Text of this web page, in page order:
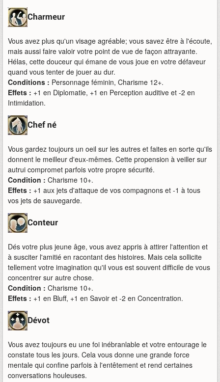
Charmeur
Vous avez plus qu'un visage agréable; vous savez être à l'écoute,
mais aussi faire valoir votre point de vue de façon attrayante.
Hélas, cette douceur qui émane de vous joue en votre défaveur
quand vous tenter de jouer au dur.
Conditions : Personnage féminin, Charisme 12+.
Effets : +1 en Diplomatie, +1 en Perception auditive et -2 en
Intimidation.
Chef né
Vous gardez toujours un oeil sur les autres et faites en sorte qu'ils
donnent le meilleur d'eux-mêmes. Cette propension à veiller sur
autrui compromet parfois votre propre sécurité.
Condition : Charisme 10+.
Effets : +1 aux jets d'attaque de vos compagnons et -1 à tous
vos jets de sauvegarde.
Conteur
Dés votre plus jeune âge, vous avez appris à attirer l'attention et
à susciter l'amitié en racontant des histoires. Mais cela sollicite
tellement votre imagination qu'il vous est souvent difficile de vous
concentrer sur autre chose.
Condition : Charisme 10+.
Effets : +1 en Bluff, +1 en Savoir et -2 en Concentration.
Dévot
Vous avez toujours eu une foi inébranlable et votre entourage le
constate tous les jours. Cela vous donne une grande force
mentale qui confine parfois à l'entêtement et rend certaines
conversations houleuses.